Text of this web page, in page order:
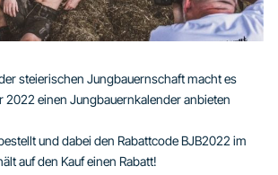
steierischen Jungbauernschaft macht es
einen Jungbauernkalender anbieten
und dabei den Rabattcode BJB2022 im
auf den Kauf einen Rabatt!